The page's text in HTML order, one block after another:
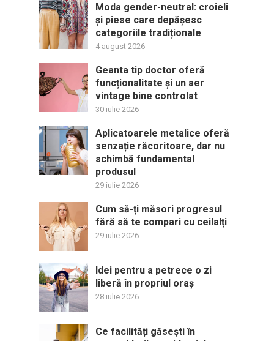
Moda gender-neutral: croieli
și piese care depășesc
categoriile tradiționale
4 august 2026
Geanta tip doctor oferă
funcționalitate și un aer
vintage bine controlat
30 iulie 2026
Aplicatoarele metalice oferă
senzație răcoritoare, dar nu
schimbă fundamental
produsul
29 iulie 2026
Cum să-ți măsori progresul
fără să te compari cu ceilalți
29 iulie 2026
Idei pentru a petrece o zi
liberă în propriul oraș
28 iulie 2026
Ce facilități găsești în